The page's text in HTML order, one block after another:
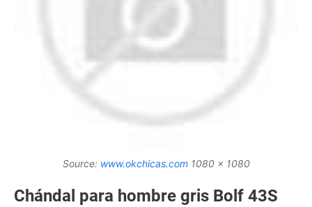
Source: www.okchicas.com1080 x 1080
Chándal para hombre gris Bolf 43S